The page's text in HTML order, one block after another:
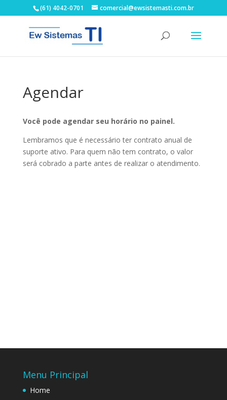
(61) 4042-0701 comercial@ewsistemasti.com.br
Agendar
Você pode agendar seu horário no painel.
Lembramos que é necessário ter contrato anual de
suporte ativo. Para quem não tem contrato, o valor
será cobrado a parte antes de realizar o atendimento.
Menu Principal
Home